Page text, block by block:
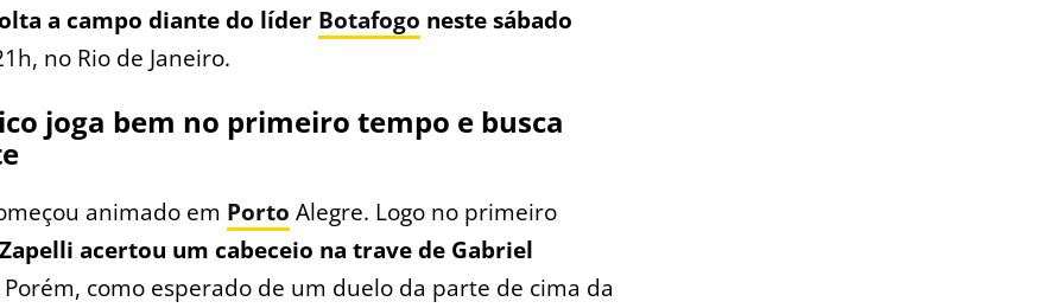
a campo diante do líder Botafogo neste sábado
no Rio de Janeiro.
joga bem no primeiro tempo e busca
animado em Porto Alegre. Logo no primeiro
Zapelli acertou um cabeceio na trave de Gabriel
Porém, como esperado de um duelo da parte de cima da